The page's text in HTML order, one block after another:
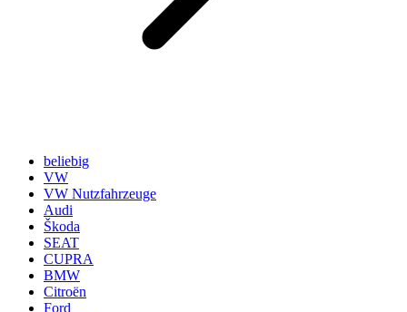
beliebig
VW
VW Nutzfahrzeuge
Audi
Škoda
SEAT
CUPRA
BMW
Citroën
Ford